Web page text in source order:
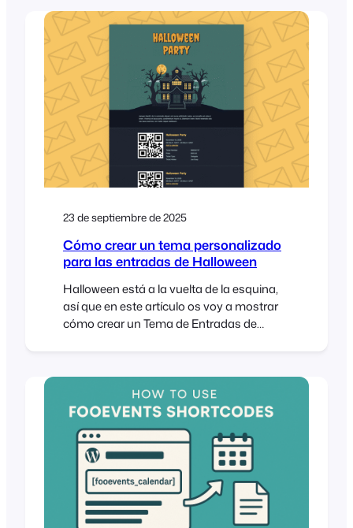
and stock per tier, and collect attendee
details per ticket. This post shows you
how to set it up and validate it from start to
finish….
23 de septiembre de 2025
Cómo crear un tema personalizado
para las entradas de Halloween
Halloween está a la vuelta de la esquina,
así que en este artículo os voy a mostrar
cómo crear un Tema de Entradas de
y CSS, transformaremos el Tema de
Entradas del Pabellón en un espeluznante
diseño inspirado en Halloween, perfecto
para tu próximo evento de Halloween. A